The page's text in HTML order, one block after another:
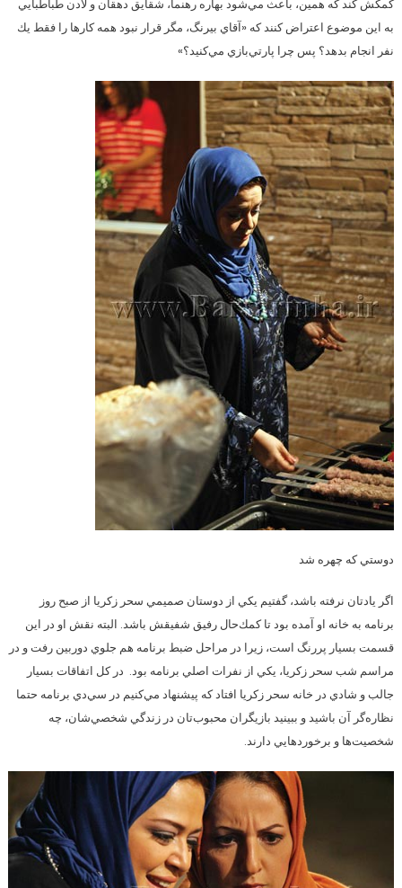
كمكش كند كه همين، باعث مي‌شود بهاره رهنما، شقايق دهقان و لادن طباطبايي
به اين موضوع اعتراض كنند كه «آقاي بيرنگ، مگر قرار نبود همه كارها را فقط يك
نفر انجام بدهد؟ پس چرا پارتي‌بازي مي‌كنيد؟»
دوستي كه چهره شد
اگر يادتان نرفته باشد، گفتيم يكي از دوستان صميمي سحر زكريا از صبح روز
برنامه به خانه او آمده بود تا كمك‌حال رفيق شفيقش باشد. البته نقش او در اين
قسمت بسيار پررنگ است، زيرا در مراحل ضبط برنامه هم جلوي دوربين رفت و در
مراسم شب سحر زكريا، يكي از نفرات اصلي برنامه بود. در كل اتفاقات بسيار
جالب و شادي در خانه سحر زكريا افتاد كه پيشنهاد مي‌كنيم در سي‌دي برنامه حتما
نظاره‌گر آن باشيد و ببينيد بازيگران محبوب‌تان در زندگي شخصي‌شان، چه
شخصيت‌ها و برخوردهايي دارند.